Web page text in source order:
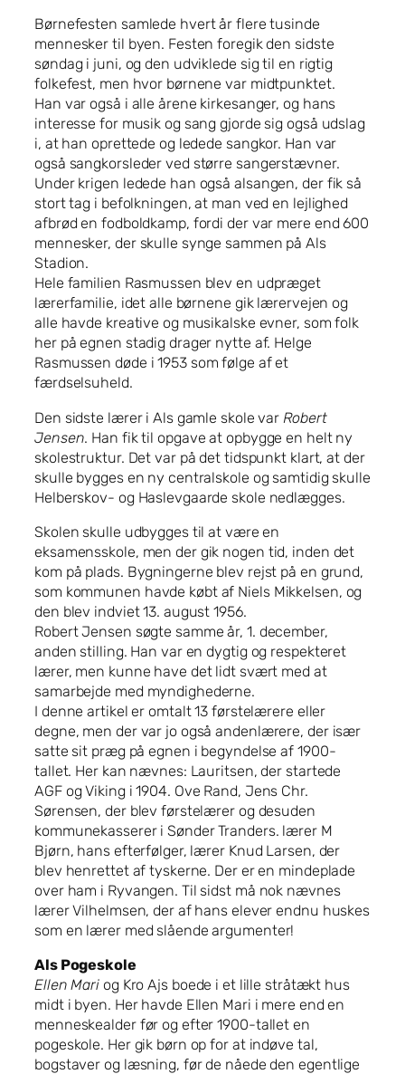
Børnefesten samlede hvert år flere tusinde
mennesker til byen. Festen foregik den sidste
søndag i juni, og den udviklede sig til en rigtig
folkefest, men hvor børnene var midtpunktet.
Han var også i alle årene kirkesanger, og hans
interesse for musik og sang gjorde sig også udslag
i, at han oprettede og ledede sangkor. Han var
også sangkorsleder ved større sangerstævner.
Under krigen ledede han også alsangen, der fik så
stort tag i befolkningen, at man ved en lejlighed
afbrød en fodboldkamp, fordi der var mere end 600
mennesker, der skulle synge sammen på Als
Stadion.
Hele familien Rasmussen blev en udpræget
lærerfamilie, idet alle børnene gik lærervejen og
alle havde kreative og musikalske evner, som folk
her på egnen stadig drager nytte af. Helge
Rasmussen døde i 1953 som følge af et
færdselsuheld.
Den sidste lærer i Als gamle skole var Robert
Jensen. Han fik til opgave at opbygge en helt ny
skolestruktur. Det var på det tidspunkt klart, at der
skulle bygges en ny centralskole og samtidig skulle
Helberskov- og Haslevgaarde skole nedlægges.
Skolen skulle udbygges til at være en
eksamensskole, men der gik nogen tid, inden det
kom på plads. Bygningerne blev rejst på en grund,
som kommunen havde købt af Niels Mikkelsen, og
den blev indviet 13. august 1956.
Robert Jensen søgte samme år, 1. december,
anden stilling. Han var en dygtig og respekteret
lærer, men kunne have det lidt svært med at
samarbejde med myndighederne.
I denne artikel er omtalt 13 førstelærere eller
degne, men der var jo også andenlærere, der især
satte sit præg på egnen i begyndelse af 1900-
tallet. Her kan nævnes: Lauritsen, der startede
AGF og Viking i 1904. Ove Rand, Jens Chr.
Sørensen, der blev førstelærer og desuden
kommunekasserer i Sønder Tranders. lærer M
Bjørn, hans efterfølger, lærer Knud Larsen, der
blev henrettet af tyskerne. Der er en mindeplade
over ham i Ryvangen. Til sidst må nok nævnes
lærer Vilhelmsen, der af hans elever endnu huskes
som en lærer med slående argumenter!
Als Pogeskole
Ellen Mari og Kro Ajs boede i et lille stråtækt hus
midt i byen. Her havde Ellen Mari i mere end en
menneskealder før og efter 1900-tallet en
pogeskole. Her gik børn op for at indøve tal,
bogstaver og læsning, før de nåede den egentlige